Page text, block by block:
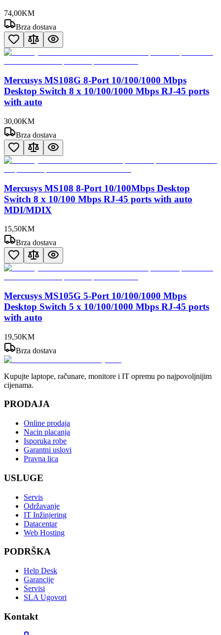
74,00KM
Brza dostava
Mercusys MS108G 8-Port 10/100/1000 Mbps
Desktop Switch 8 x 10/100/1000 Mbps RJ-45 ports
with auto
30,00KM
Brza dostava
Mercusys MS108 8-Port 10/100Mbps Desktop
Switch 8 x 10/100 Mbps RJ-45 ports with auto
MDI/MDIX
15,50KM
Brza dostava
Mercusys MS105G 5-Port 10/100/1000 Mbps
Desktop Switch 5 x 10/100/1000 Mbps RJ-45 ports
with auto
19,50KM
Brza dostava
Kupujte laptope, računare, monitore i IT opremu po najpovoljnijim
cijenama.
PRODAJA
Online prodaja
Nacin placanja
Isporuka robe
Garantni uslovi
Pravna lica
USLUGE
Servis
Održavanje
IT Inžinjering
Datacentar
Web Hosting
PODRŠKA
Help Desk
Garancije
Servisi
SLA Ugovori
Kontakt